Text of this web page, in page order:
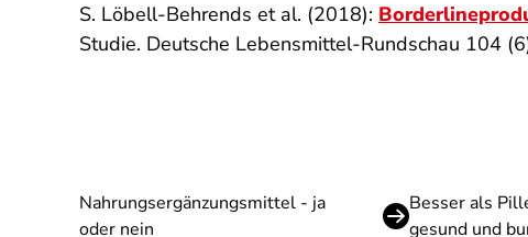
S. Löbell-Behrends et al. (2018):
Studie. Deutsche Lebensmittel-Rundschau 104
Nahrungsergänzungsmittel - ja
oder nein
Besser als
gesund und